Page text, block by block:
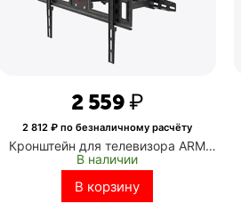
Кронштейн для телевизора ARM
MEDIA LCD-418 черный 32"-65"
выдвижной и наклонный (Arm
Media 10239)
В наличии
2 559₽
2 812 ₽ по безналичному расчёту
В корзину